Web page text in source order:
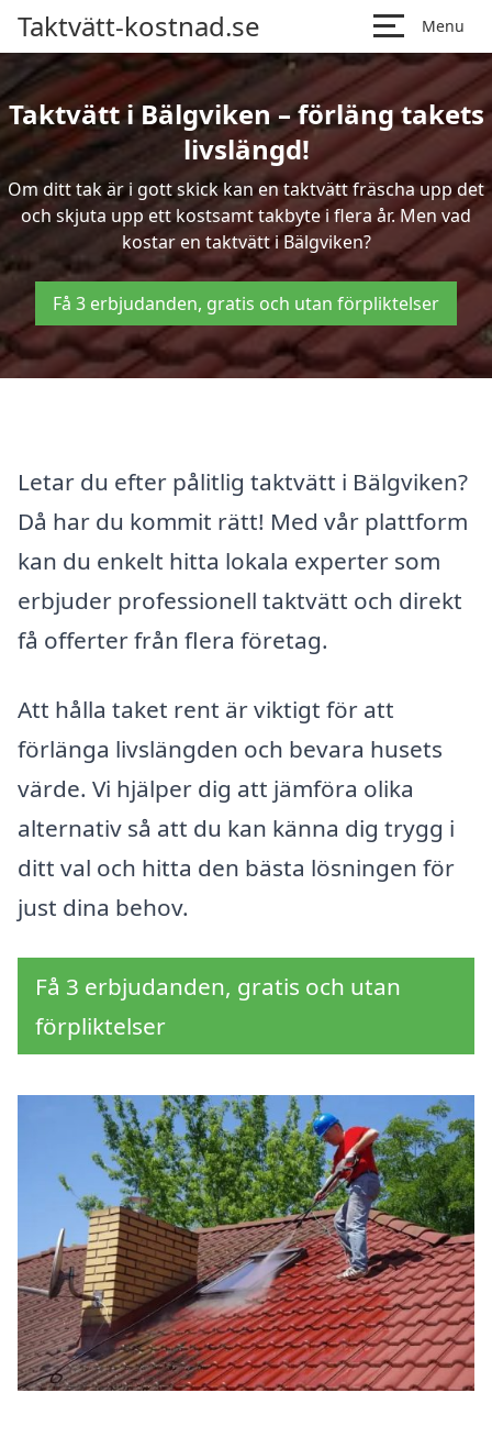
Taktvätt-kostnad.se Menu
Taktvätt i Bälgviken – förläng takets
livslängd!
Om ditt tak är i gott skick kan en taktvätt fräscha upp det
och skjuta upp ett kostsamt takbyte i flera år. Men vad
kostar en taktvätt i Bälgviken?
Få 3 erbjudanden, gratis och utan förpliktelser
Letar du efter pålitlig taktvätt i Bälgviken?
Då har du kommit rätt! Med vår plattform
kan du enkelt hitta lokala experter som
erbjuder professionell taktvätt och direkt
få offerter från flera företag.
Att hålla taket rent är viktigt för att
förlänga livslängden och bevara husets
värde. Vi hjälper dig att jämföra olika
alternativ så att du kan känna dig trygg i
ditt val och hitta den bästa lösningen för
just dina behov.
Få 3 erbjudanden, gratis och utan
förpliktelser